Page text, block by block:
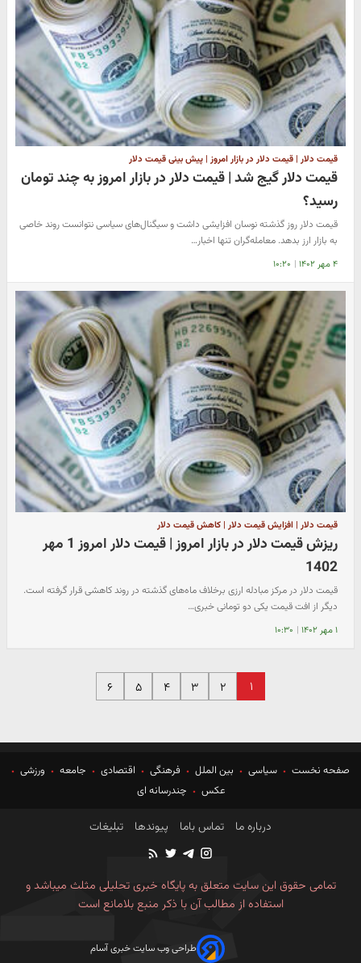
قیمت دلار | قیمت دلار در بازار امروز | پیش بینی قیمت دلار
قیمت دلار گیج شد | قیمت دلار در بازار امروز به چند تومان
رسید؟
قیمت دلار روز گذشته نوسان افزایشی داشت و سیگنال‌های سیاسی نتوانست روند خاصی
به بازار ارز بدهد. معامله‌گران تنها اخبار…
۴ مهر ۱۴۰۲ | ۱۰:۲۰
قیمت دلار | افزایش قیمت دلار | کاهش قیمت دلار
ریزش قیمت دلار در بازار امروز | قیمت دلار امروز 1 مهر
1402
قیمت دلار در مرکز مبادله ارزی برخلاف ماه‌های گذشته در روند کاهشی قرار گرفته است.
دیگر از افت قیمت یکی دو تومانی خبری…
۱ مهر ۱۴۰۲ | ۱۰:۳۰
۱ ۲ ۳ ۴ ۵ ۶
صفحه نخست سیاسی بین الملل فرهنگی اقتصادی جامعه
ورزشی
عکس
چندرسانه ای
درباره ما تماس باما پیوندها تبلیغات
تمامی حقوق این سایت متعلق به پایگاه خبری تحلیلی مثلث میباشد و
استفاده از مطالب آن با ذکر منبع بلامانع است
طراحی وب سایت خبری آسام